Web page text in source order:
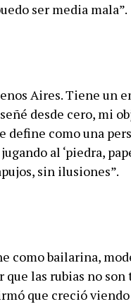
ser media mala”.
Aires. Tiene un
desde cero, mi
como una
al ‘piedra,
sin ilusiones”.
como bailarina,
las rubias no
que creció